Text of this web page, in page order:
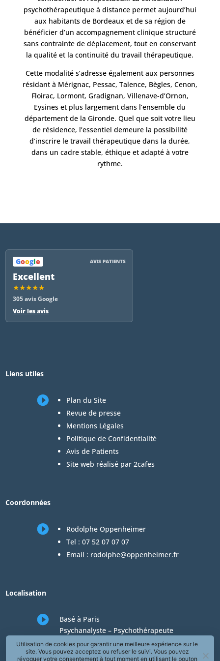
psychothérapeutique à distance permet aujourd’hui
aux habitants de Bordeaux et de sa région de
bénéficier d’un accompagnement clinique structuré
sans contrainte de déplacement, tout en conservant
la qualité et la continuité du travail thérapeutique.
Cette modalité s’adresse également aux personnes
résidant à Mérignac, Pessac, Talence, Bègles, Cenon,
Floirac, Lormont, Gradignan, Villenave-d’Ornon,
Eysines et plus largement dans l’ensemble du
département de la Gironde. Quel que soit votre lieu
de résidence, l’essentiel demeure la possibilité
d’inscrire le travail thérapeutique dans la durée,
dans un cadre stable, éthique et adapté à votre
rythme.
Google AVIS PATIENTS
Excellent
★★★★★
305 avis Google
Voir les avis
Liens utiles

Plan du Site
Revue de presse
Mentions Légales
Politique de Confidentialité
Avis de Patients
Site web réalisé par 2cafes
Coordonnées

Rodolphe Oppenheimer
Tel : 07 52 07 07 07
Email : rodolphe@oppenheimer.fr
Localisation

Basé à Paris
Psychanalyste – Psychothérapeute
Consultations en téléconsultation de
psychologie
Utilisation de cookies pour garantir une meilleure expérience sur le
site. Vous pouvez acceptez ou refuser le suivi. Vous pouvez
révoquer votre consentement à tout moment en utilisant le bouton